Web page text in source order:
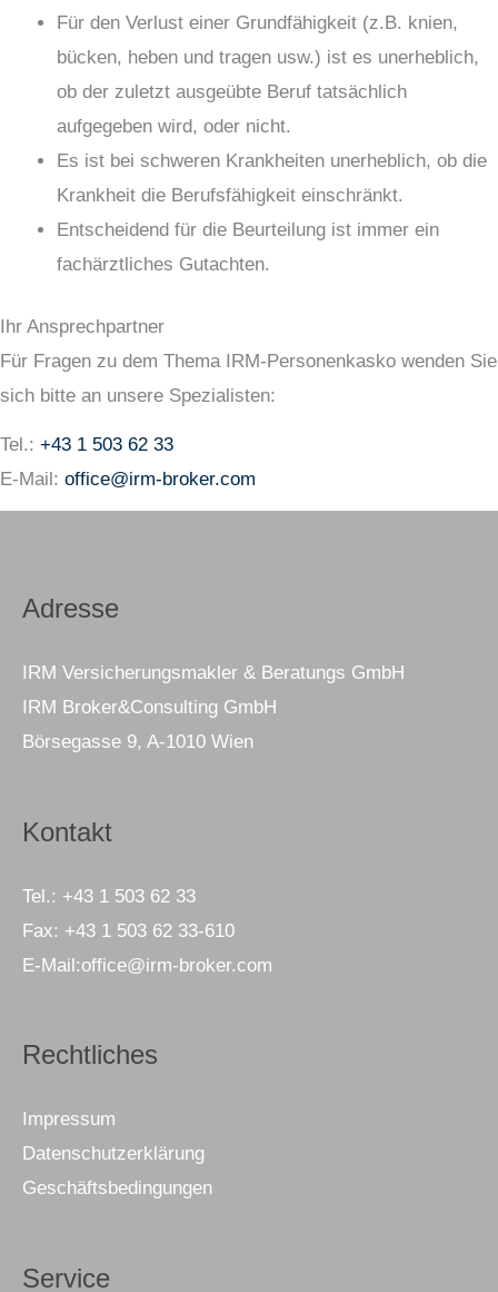
Für den Verlust einer Grundfähigkeit (z.B. knien,
bücken, heben und tragen usw.) ist es unerheblich,
ob der zuletzt ausgeübte Beruf tatsächlich
aufgegeben wird, oder nicht.
Es ist bei schweren Krankheiten unerheblich, ob die
Krankheit die Berufsfähigkeit einschränkt.
Entscheidend für die Beurteilung ist immer ein
fachärztliches Gutachten.
Ihr Ansprechpartner
Für Fragen zu dem Thema IRM-Personenkasko wenden Sie
sich bitte an unsere Spezialisten:
Tel.: +43 1 503 62 33
E-Mail: office@irm-broker.com
Adresse
IRM Versicherungsmakler & Beratungs GmbH
IRM Broker&Consulting GmbH
Börsegasse 9, A-1010 Wien
Kontakt
Tel.: +43 1 503 62 33
Fax: +43 1 503 62 33-610
E-Mail:office@irm-broker.com
Rechtliches
Impressum
Datenschutzerklärung
Geschäftsbedingungen
Service